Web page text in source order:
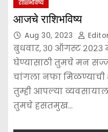
राशिभविष्य
आजचे राशिभविष्य
Aug 30, 2023
बुधवार, ३० ऑगस्ट २०२३
घेण्यासाठी तुमचे मन
चांगला नफा
तुम्ही आपल्या
तुमचे हसतमुख…